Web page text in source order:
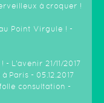
à croquer !
Point Virgule ! -
L'avenir 21/11/2017
Paris - 05.12.2017
consultation -